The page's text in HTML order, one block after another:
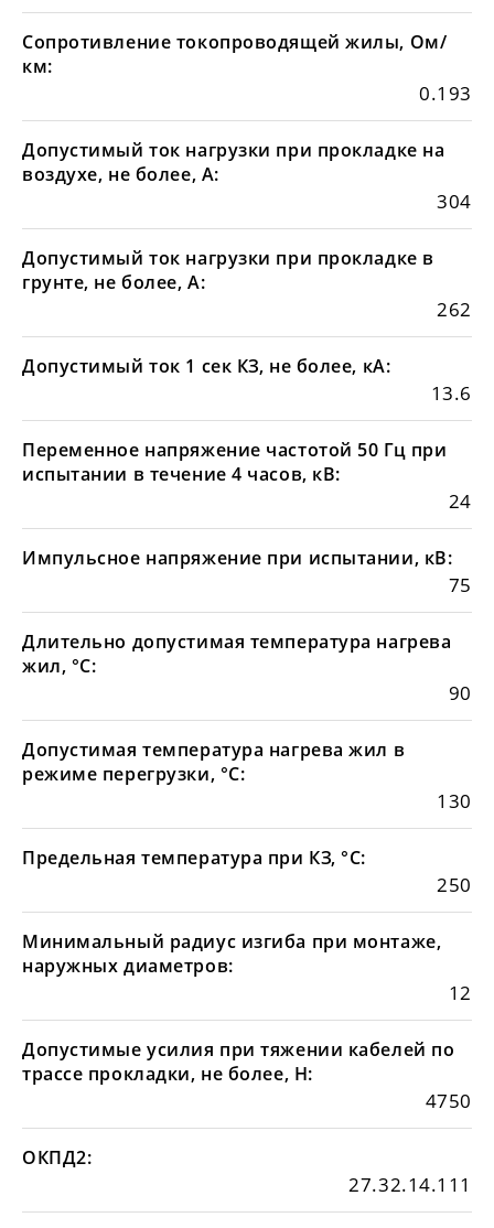
Сопротивление токопроводящей жилы, Ом/
км:
0.193
Допустимый ток нагрузки при прокладке на
воздухе, не более, А:
304
Допустимый ток нагрузки при прокладке в
грунте, не более, А:
262
Допустимый ток 1 сек КЗ, не более, кА:
13.6
Переменное напряжение частотой 50 Гц при
испытании в течение 4 часов, кВ:
24
Импульсное напряжение при испытании, кВ:
75
Длительно допустимая температура нагрева
жил, °С:
90
Допустимая температура нагрева жил в
режиме перегрузки, °С:
130
Предельная температура при КЗ, °С:
250
Минимальный радиус изгиба при монтаже,
наружных диаметров:
12
Допустимые усилия при тяжении кабелей по
трассе прокладки, не более, Н:
4750
ОКПД2:
27.32.14.111